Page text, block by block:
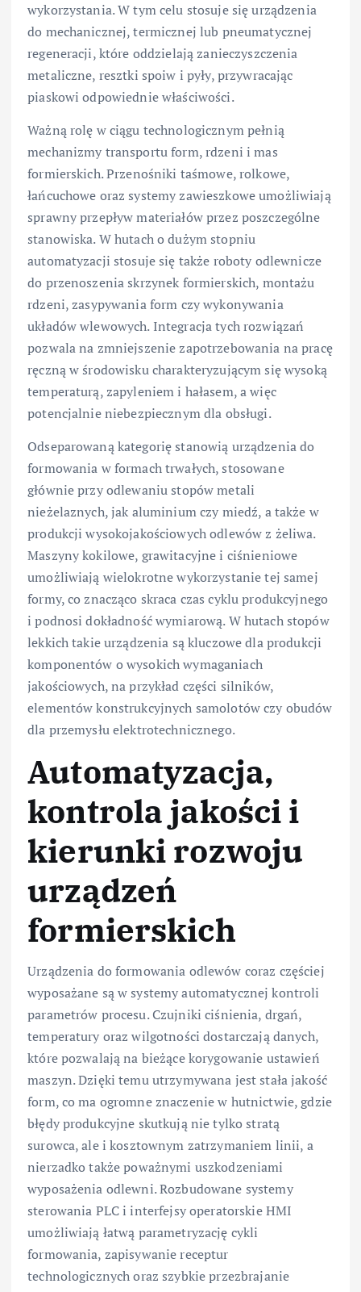
wykorzystania. W tym celu stosuje się urządzenia
do mechanicznej, termicznej lub pneumatycznej
regeneracji, które oddzielają zanieczyszczenia
metaliczne, resztki spoiw i pyły, przywracając
piaskowi odpowiednie właściwości.
Ważną rolę w ciągu technologicznym pełnią
mechanizmy transportu form, rdzeni i mas
formierskich. Przenośniki taśmowe, rolkowe,
łańcuchowe oraz systemy zawieszkowe umożliwiają
sprawny przepływ materiałów przez poszczególne
stanowiska. W hutach o dużym stopniu
automatyzacji stosuje się także roboty odlewnicze
do przenoszenia skrzynek formierskich, montażu
rdzeni, zasypywania form czy wykonywania
układów wlewowych. Integracja tych rozwiązań
pozwala na zmniejszenie zapotrzebowania na pracę
ręczną w środowisku charakteryzującym się wysoką
temperaturą, zapyleniem i hałasem, a więc
potencjalnie niebezpiecznym dla obsługi.
Odseparowaną kategorię stanowią urządzenia do
formowania w formach trwałych, stosowane
głównie przy odlewaniu stopów metali
nieżelaznych, jak aluminium czy miedź, a także w
produkcji wysokojakościowych odlewów z żeliwa.
Maszyny kokilowe, grawitacyjne i ciśnieniowe
umożliwiają wielokrotne wykorzystanie tej samej
formy, co znacząco skraca czas cyklu produkcyjnego
i podnosi dokładność wymiarową. W hutach stopów
lekkich takie urządzenia są kluczowe dla produkcji
komponentów o wysokich wymaganiach
jakościowych, na przykład części silników,
elementów konstrukcyjnych samolotów czy obudów
dla przemysłu elektrotechnicznego.
Automatyzacja,
kontrola jakości i
kierunki rozwoju
urządzeń
formierskich
Urządzenia do formowania odlewów coraz częściej
wyposażane są w systemy automatycznej kontroli
parametrów procesu. Czujniki ciśnienia, drgań,
temperatury oraz wilgotności dostarczają danych,
które pozwalają na bieżące korygowanie ustawień
maszyn. Dzięki temu utrzymywana jest stała jakość
form, co ma ogromne znaczenie w hutnictwie, gdzie
błędy produkcyjne skutkują nie tylko stratą
surowca, ale i kosztownym zatrzymaniem linii, a
nierzadko także poważnymi uszkodzeniami
wyposażenia odlewni. Rozbudowane systemy
sterowania PLC i interfejsy operatorskie HMI
umożliwiają łatwą parametryzację cykli
formowania, zapisywanie receptur
technologicznych oraz szybkie przezbrajanie